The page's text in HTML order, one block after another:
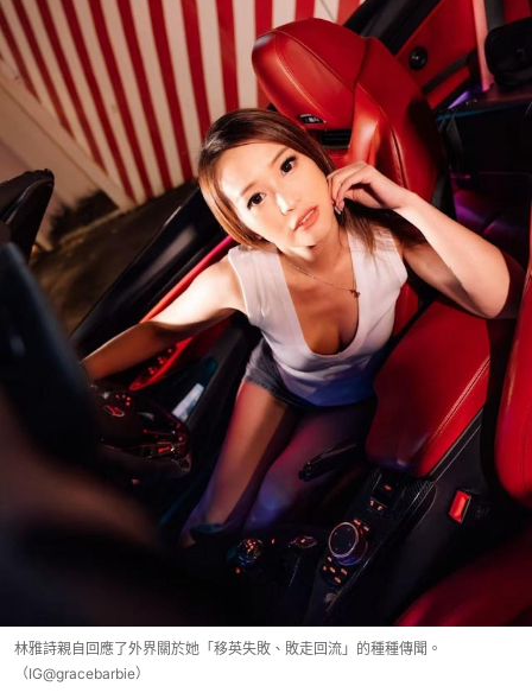
林雅詩親自回應了外界關於她「移英失敗、敗走回流」的種種傳聞。
（IG@gracebarbie）